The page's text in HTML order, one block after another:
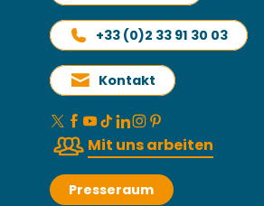
+33 (0)2 33 91 30 03
Kontakt
Mit uns arbeiten
Presseraum